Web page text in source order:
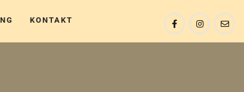
KONTAKT